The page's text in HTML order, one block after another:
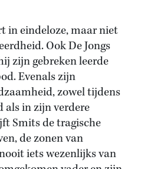
in eindeloze, maar niet
Ook De Jongs
zijn gebreken leerde
Evenals zijn
zowel tijdens
als in zijn verdere
Smits de tragische
de zonen van
iets wezenlijks van